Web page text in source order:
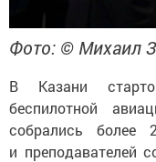
Фото: © Михаил
В Казани
беспилотной
собрались более
и преподавателей